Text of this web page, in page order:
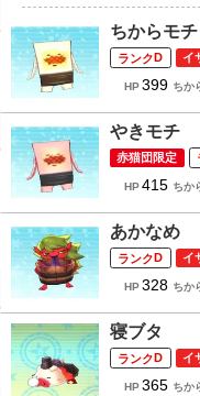
ちからモチ
D イ
HP399 ちか
やきモチ
赤猫団限定
HP415 ちか
あかなめ
D イ
HP328 ちか
寝ブタ
D イ
HP365 ちか